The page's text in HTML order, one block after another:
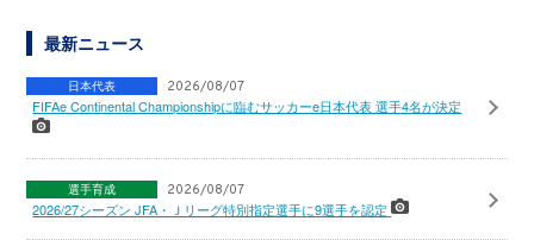
最新ニュース
日本代表 2026/08/07
FIFAe Continental Championshipに臨むサッカーe日本代表 選手4名が決定
選手育成 2026/08/07
2026/27シーズン JFA・Ｊリーグ特別指定選手に9選手を認定